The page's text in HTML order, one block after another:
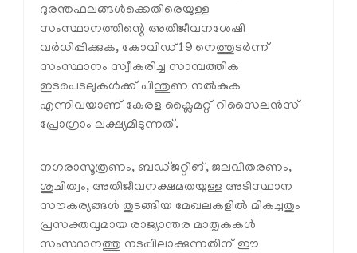
ദുരന്തഫലങ്ങള്‍ക്കെതിരെയുള്ള
സംസ്ഥാനത്തിന്റെ അതിജീവനശേഷി
വര്‍ധിപ്പിക്കുക, കോവിഡ്19 നെത്തുടര്‍ന്ന്
സംസ്ഥാനം സ്വീകരിച്ച സാമ്പത്തിക
ഇടപെടലുകള്‍ക്ക് പിന്തുണ നല്‍കുക
എന്നിവയാണ് കേരള ക്ലൈമറ്റ് റിസൈലന്‍സ്
പ്രോഗ്രാം ലക്ഷ്യമിടുന്നത്.
നഗരാസൂത്രണം, ബഡ്ജറ്റിങ്, ജലവിതരണം,
ശുചിത്വം, അതിജീവനക്ഷമതയുള്ള അടിസ്ഥാന
സൗകര്യങ്ങള്‍ തുടങ്ങിയ മേഖലകളില്‍ മികച്ചതും
പ്രസക്തവുമായ രാജ്യാന്തര മാതൃകകള്‍
സംസ്ഥാനത്തു നടപ്പിലാക്കുന്നതിന് ഈ